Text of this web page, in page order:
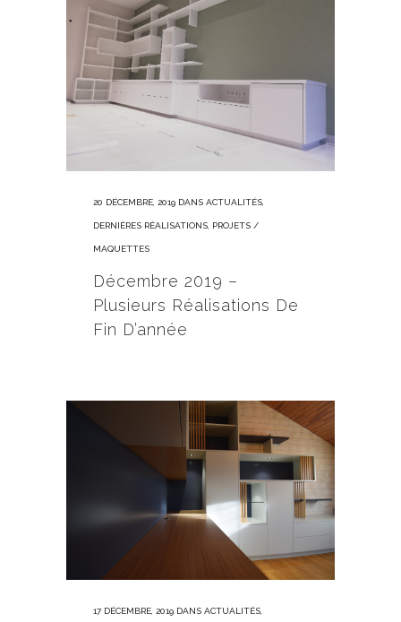
20 DÉCEMBRE, 2019 DANS ACTUALITÉS
DERNIÈRES RÉALISATIONS PROJETS /
MAQUETTES
Décembre 2019 –
Plusieurs Réalisations De
Fin D’année
17 DÉCEMBRE, 2019 DANS ACTUALITÉS